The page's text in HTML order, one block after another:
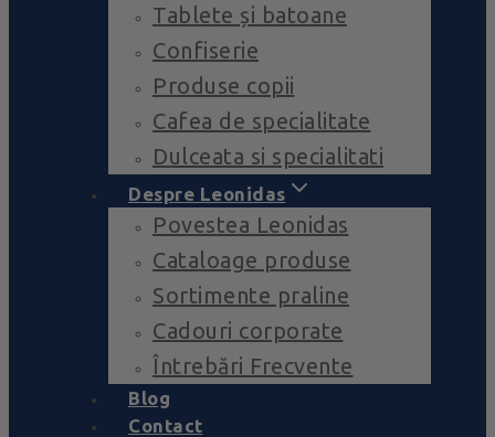
Tablete și batoane
Confiserie
Produse copii
Cafea de specialitate
Dulceata si specialitati
Despre Leonidas
Povestea Leonidas
Cataloage produse
Sortimente praline
Cadouri corporate
Întrebări Frecvente
Blog
Contact